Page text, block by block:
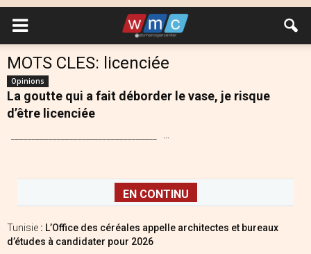
MOTS CLES: licenciée
Opinions
La goutte qui a fait déborder le vase, je risque
d’être licenciée
___________________________________ ...
EN CONTINU
Tunisie : L’Office des céréales appelle architectes et bureaux
d’études à candidater pour 2026